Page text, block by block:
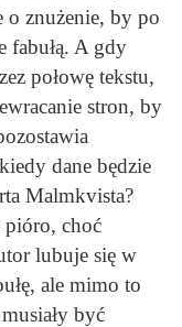
o znużenie, by po
fabułą. A gdy
połowę tekstu,
stron, by
dane będzie
Malmkvista?
pióro, choć
lubuje się w
ale mimo to
być